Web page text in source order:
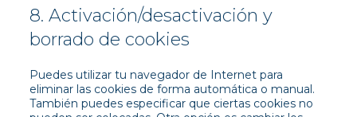
8. Activación/desactivación y
borrado de cookies
Puedes utilizar tu navegador de Internet para
eliminar las cookies de forma automática o manual.
También puedes especificar que ciertas cookies no